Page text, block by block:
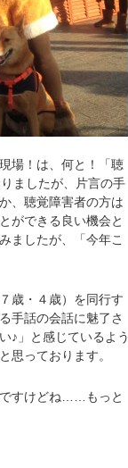
場！は、何と！「聴
ましたが、片言の手
、聴覚障害者の方は
ができる良い機会と
ましたが、「今年こ
歳・４歳）を同行す
手話の会話に魅了さ
♪」と感じているよう
思っております。
すけどね……もっと